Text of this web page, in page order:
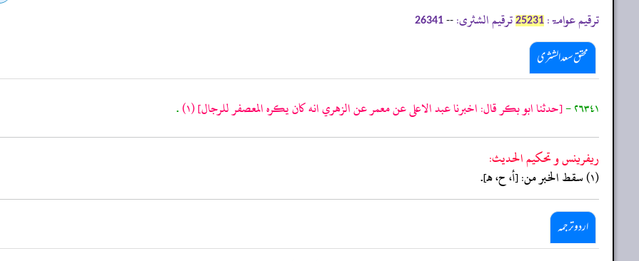
ترقیم عوامۃ: 25231 ترقیم الشثری: --
26341
محقق سعد الشثری
٢٦٣٤١ - [حدثنا ابو بكر قال: اخبرنا عبد الاعلى عن معمر عن الزهري انه كان يكره المعصفر للرجال](١) .
ريفرينس و تحكيم الحدیث:
(١) سقط الخبر من: [أ، ح، هـ].
اردو ترجمہ